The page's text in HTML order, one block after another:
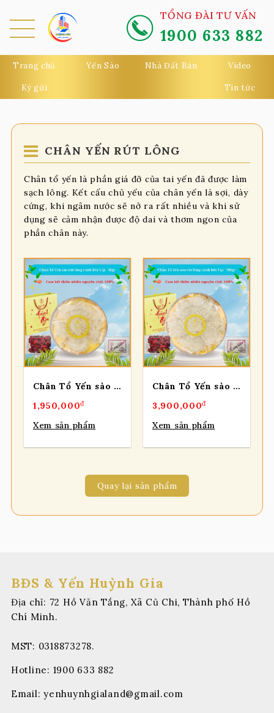
TỔNG ĐÀI TƯ VẤN
1900 633 882
Trang chủ Yến Sào Nhà Đất Bán Video
Ký gửi Tin tức
MEN
CHÂN YẾN RÚT LÔNG
Chân tổ yến là phần giá đỡ của tai yến đã được làm
sạch lông. Kết cấu chủ yếu của chân yến là sợi, dày
cứng, khi ngâm nước sẽ nở ra rất nhiều và khi sử
dụng sẽ cảm nhận được độ dai và thơm ngon của
phần chân này.
Chân Tổ Yến sào rút lông cánh lớn vip – 50gr
1,950,000đ
Xem sản phẩm
Chân Tổ Yến sào rút lông cánh lớn thượng hạn – 100gr
3,900,000đ
Xem sản phẩm
Quay lại sản phẩm
BĐS & Yến Huỳnh Gia
Địa chỉ: 72 Hồ Văn Tắng, Xã Củ Chi, Thành phố Hồ
Chí Minh.
MST: 0318873278.
Hotline: 1900 633 882
Email:yenhuynhgialand@gmail.com